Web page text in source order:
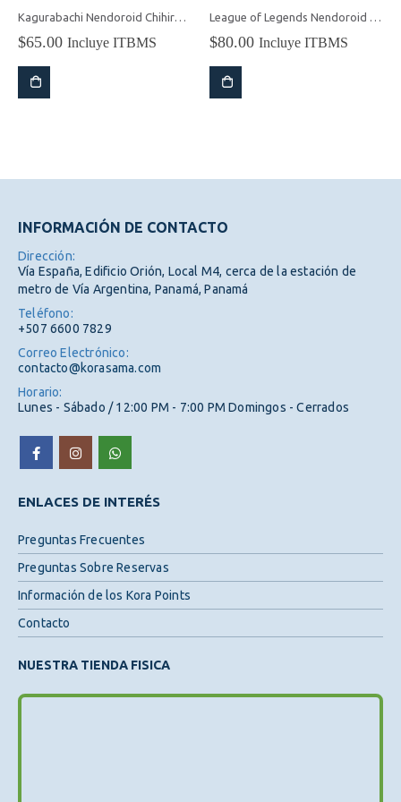
Kagurabachi Nendoroid Chihiro Rokuhira
$65.00 Incluye ITBMS
League of Legends Nendoroid Jinx (Arcane Ver.)
$80.00 Incluye ITBMS
INFORMACIÓN DE CONTACTO
Dirección:
Vía España, Edificio Orión, Local M4, cerca de la estación de
metro de Vía Argentina, Panamá, Panamá
Teléfono:
+507 6600 7829
Correo Electrónico:
contacto@korasama.com
Horario:
Lunes - Sábado / 12:00 PM - 7:00 PM Domingos - Cerrados
ENLACES DE INTERÉS
Preguntas Frecuentes
Preguntas Sobre Reservas
Información de los Kora Points
Contacto
NUESTRA TIENDA FISICA